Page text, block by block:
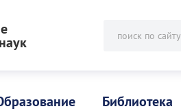
поиск по сайту
Библиотека